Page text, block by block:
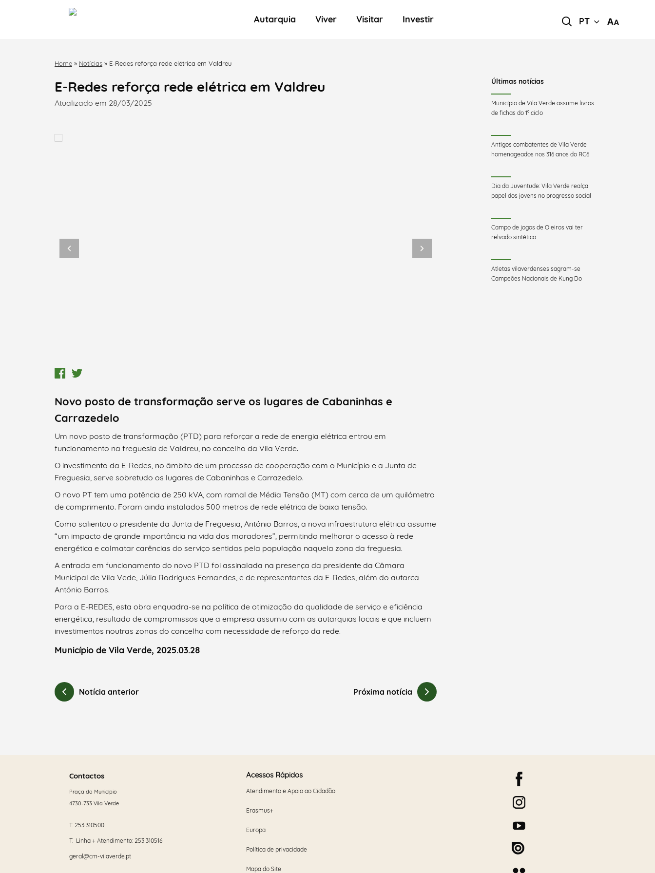
Autarquia Viver Visitar Investir PT
Termo de Pesquisa
Categorias gerais
Filtros
Home » Notícias » E-Redes reforça rede elétrica em Valdreu
E-Redes reforça rede elétrica em Valdreu
Atualizado em 28/03/2025
Novo posto de transformação serve os lugares de Cabaninhas e
Carrazedelo
Um novo posto de transformação (PTD) para reforçar a rede de energia elétrica entrou em
funcionamento na freguesia de Valdreu, no concelho da Vila Verde.
O investimento da E-Redes, no âmbito de um processo de cooperação com o Município e a Junta de
Freguesia, serve sobretudo os lugares de Cabaninhas e Carrazedelo.
O novo PT tem uma potência de 250 kVA, com ramal de Média Tensão (MT) com cerca de um quilómetro
de comprimento. Foram ainda instalados 500 metros de rede elétrica de baixa tensão.
Como salientou o presidente da Junta de Freguesia, António Barros, a nova infraestrutura elétrica assume
“um impacto de grande importância na vida dos moradores”, permitindo melhorar o acesso à rede
energética e colmatar carências do serviço sentidas pela população naquela zona da freguesia.
A entrada em funcionamento do novo PTD foi assinalada na presença da presidente da Câmara
Municipal de Vila Vede, Júlia Rodrigues Fernandes, e de representantes da E-Redes, além do autarca
António Barros.
Para a E-REDES, esta obra enquadra-se na política de otimização da qualidade de serviço e eficiência
energética, resultado de compromissos que a empresa assumiu com as autarquias locais e que incluem
investimentos noutras zonas do concelho com necessidade de reforço da rede.
Município de Vila Verde, 2025.03.28
Notícia anterior Próxima notícia
Últimas notícias
Município de Vila Verde assume livros
de fichas do 1º ciclo
Antigos combatentes de Vila Verde
homenageados nos 316 anos do RC6
Dia da Juventude: Vila Verde realça
papel dos jovens no progresso social
Campo de jogos de Oleiros vai ter
relvado sintético
Atletas vilaverdenses sagram-se
Campeões Nacionais de Kung Do
Contactos
Praça do Município
4730-733 Vila Verde
T. 253 310500
T. Linha + Atendimento: 253 310516
geral@cm-vilaverde.pt
Acessos Rápidos
Atendimento e Apoio ao Cidadão
Erasmus+
Europa
Política de privacidade
Mapa do Site